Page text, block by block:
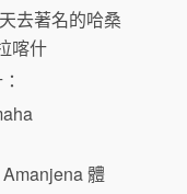
去著名的哈桑
喀什
體